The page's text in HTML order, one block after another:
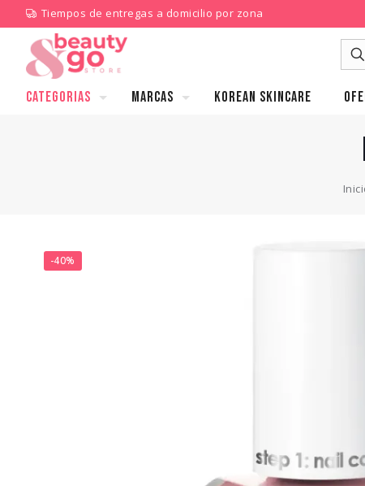
Tiempos de entregas a domicilio por zona
CATEGORIAS MARCAS KOREAN SKINCARE
-40%